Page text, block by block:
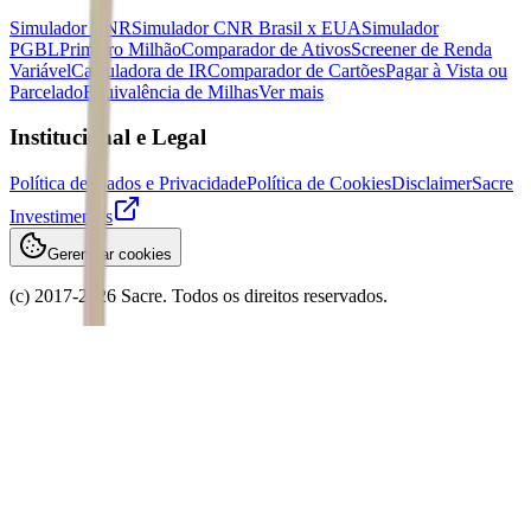
Simulador CNRSimulador CNR Brasil x EUASimulador
PGBLPrimeiro MilhãoComparador de AtivosScreener de Renda
VariávelCalculadora de IRComparador de CartõesPagar à Vista ou
ParceladoEquivalência de MilhasVer mais
Institucional e Legal
Política de Dados e PrivacidadePolítica de CookiesDisclaimerSacre
Investimentos
Gerenciar cookies
(c) 2017-2026 Sacre. Todos os direitos reservados.